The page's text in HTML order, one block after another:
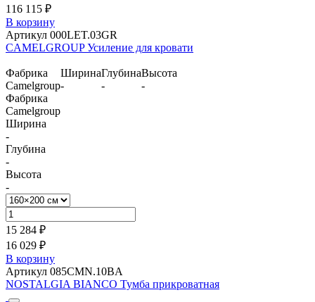
116 115 ₽
В корзину
Артикул 000LET.03GR
CAMELGROUP Усиление для кровати
Фабрика
Camelgroup
Ширина
-
Глубина
-
Высота
-
Фабрика
Camelgroup
Ширина
-
Глубина
-
Высота
-
15 284 ₽
16 029 ₽
В корзину
Артикул 085CMN.10BA
NOSTALGIA BIANCO Тумба прикроватная